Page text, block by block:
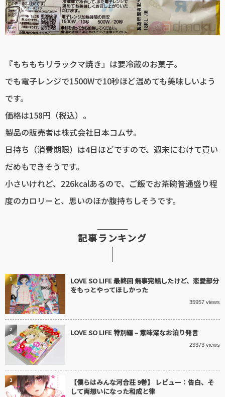
『もちもちリラックマ焼き』は要冷蔵のお菓子。
でも電子レンジで1500Wで10秒ほど温めても美味しいよう
です。
価格は158円（税込）。
製品の販売者は株式会社日本コムサ。
日持ち（消費期限）は4日ほどですので、週末にむけて買い
だめもできそうです。
小さいけれど、226kcalあるので、ご飯でお茶碗普通盛り程
度のカロリーと、思いのほか腹持ちしそうです。
記事ランキング
LOVE SO LIFE 最終回 無事完結したけど、恋愛部分
をもっとやってほしかった
35957 views
1
LOVE SO LIFE 特別編 – 意味深なお泊り発言
23373 views
2
【僕らはみんな河合荘 9巻】 レビュー：告白、そ
して両想いになった和成と律
3